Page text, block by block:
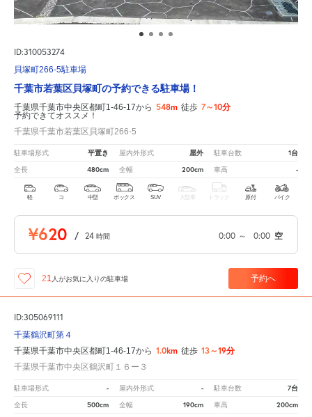
ID:310053274
貝塚町266-5駐車場
千葉市若葉区貝塚町の予約できる駐車場！
千葉県千葉市中央区都町1-46-17から 548m 徒歩 7～10分
予約できてオススメ！
千葉県千葉市若葉区貝塚町266-5
駐車場形式 平置き 屋内外形式 屋外 駐車台数 1台
全長 480cm 全幅 200cm 車高 -
軽 コ 中型 ボックス SUV 大型車 トラック 原付 バイク
¥620 / 24 時間 0:00 ～ 0:00 空
21 人がお気に入りの駐車場 予約へ
ID:305069111
千葉鶴沢町第４
千葉県千葉市中央区都町1-46-17から 1.0km 徒歩 13～19分
千葉県千葉市中央区鶴沢町１６ー３
駐車場形式 - 屋内外形式 - 駐車台数 7台
全長 500cm 全幅 190cm 車高 200cm